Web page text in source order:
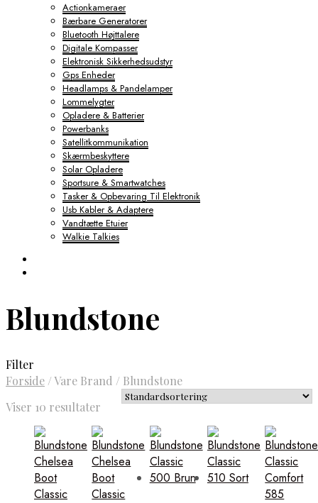
Actionkameraer
Bærbare Generatorer
Bluetooth Højttalere
Digitale Kompasser
Elektronisk Sikkerhedsudstyr
Gps Enheder
Headlamps & Pandelamper
Lommelygter
Opladere & Batterier
Powerbanks
Satellitkommunikation
Skærmbeskyttere
Solar Opladere
Sportsure & Smartwatches
Tasker & Opbevaring Til Elektronik
Usb Kabler & Adaptere
Vandtætte Etuier
Walkie Talkies
Blundstone
Filter
Forside /Vare Brand / Blundstone
Viser 10 resultater